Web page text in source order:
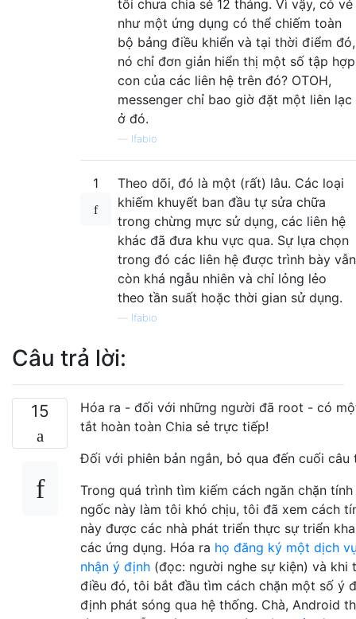
tôi chưa chia sẻ 12 tháng. Vì vậy, có vẻ
như một ứng dụng có thể chiếm toàn
bộ bảng điều khiển và tại thời điểm đó,
nó chỉ đơn giản hiển thị một số tập hợp
con của các liên hệ trên đó? OTOH,
messenger chỉ bao giờ đặt một liên lạc
ở đó.
lfabio
1
Theo dõi, đó là một (rất) lâu. Các loại
khiếm khuyết ban đầu tự sửa chữa
trong chừng mực sử dụng, các liên hệ
khác đã đưa khu vực qua. Sự lựa chọn
trong đó các liên hệ được trình bày vẫn
còn khá ngẫu nhiên và chỉ lỏng lẻo
theo tần suất hoặc thời gian sử dụng.
lfabio
Câu trả lời:
15
Hóa ra - đối với những người đã root - có
tắt hoàn toàn Chia sẻ trực tiếp!
Đối với phiên bản ngắn, bỏ qua đến cuối câu
Trong quá trình tìm kiếm cách ngăn chặn tính
ngốc này làm tôi khó chịu, tôi đã xem cách
này được các nhà phát triển thực sự triển
các ứng dụng. Hóa ra họ đăng ký một dịch
nhận ý định (đọc: người nghe sự kiện) và khi
điều đó, tôi bắt đầu tìm cách chặn một số ý
định phát sóng qua hệ thống. Chà, Android